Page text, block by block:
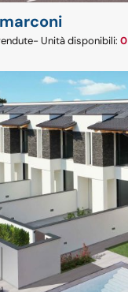
- Unità disponibili:0